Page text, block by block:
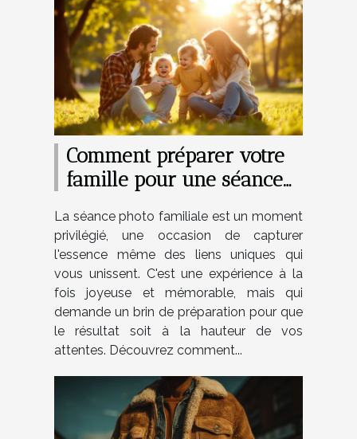
Comment préparer votre
famille pour une séance
La séance photo familiale est un moment
privilégié, une occasion de capturer
l'essence même des liens uniques qui
vous unissent. C'est une expérience à la
fois joyeuse et mémorable, mais qui
demande un brin de préparation pour que
le résultat soit à la hauteur de vos
attentes. Découvrez comment...